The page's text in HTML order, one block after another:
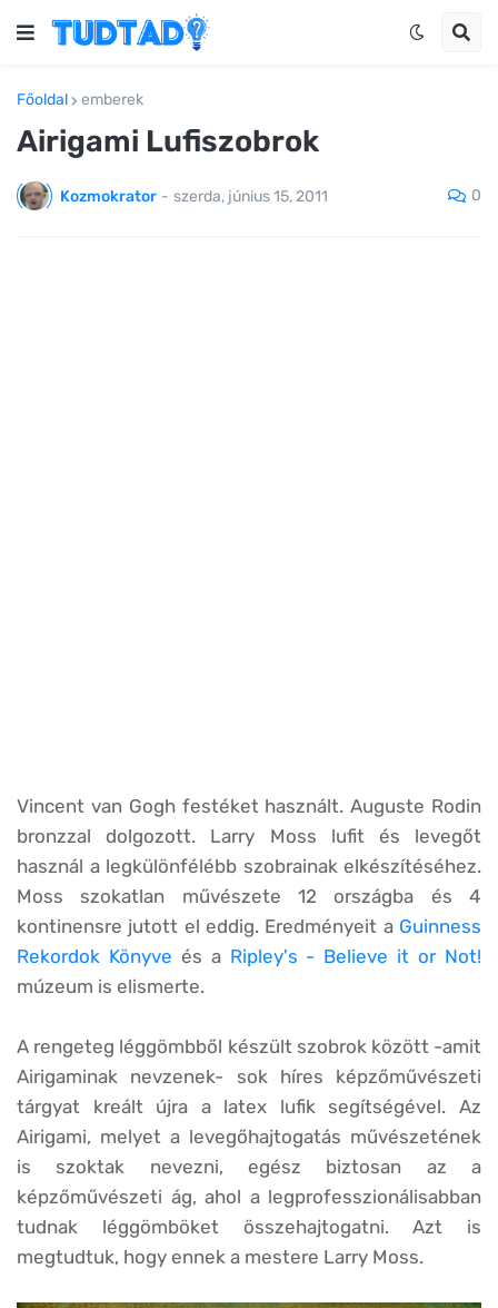
Főoldal emberek
Airigami Lufiszobrok
Kozmokrator - szerda, június 15, 2011 0
Vincent van Gogh festéket használt. Auguste Rodin
bronzzal dolgozott. Larry Moss lufit és levegőt
használ a legkülönfélébb szobrainak elkészítéséhez.
Moss szokatlan művészete 12 országba és 4
kontinensre jutott el eddig. Eredményeit a Guinness
Rekordok Könyve és a Ripley's - Believe it or Not!
múzeum is elismerte.
A rengeteg léggömbből készült szobrok között -amit
Airigaminak nevzenek- sok híres képzőművészeti
tárgyat kreált újra a latex lufik segítségével. Az
Airigami, melyet a levegőhajtogatás művészetének
is szoktak nevezni, egész biztosan az a
képzőművészeti ág, ahol a legprofesszionálisabban
tudnak léggömböket összehajtogatni. Azt is
megtudtuk, hogy ennek a mestere Larry Moss.